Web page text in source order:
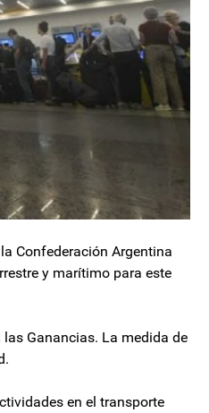
Confederación Argentina
y marítimo para este
Ganancias. La medida de
en el transporte